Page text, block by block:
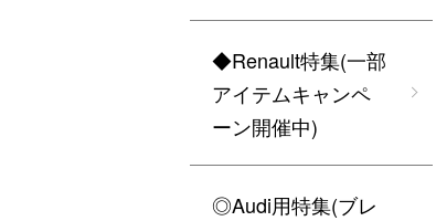
◆Renault特集(一部
アイテムキャンペ
ーン開催中)
◎Audi用特集(ブレ